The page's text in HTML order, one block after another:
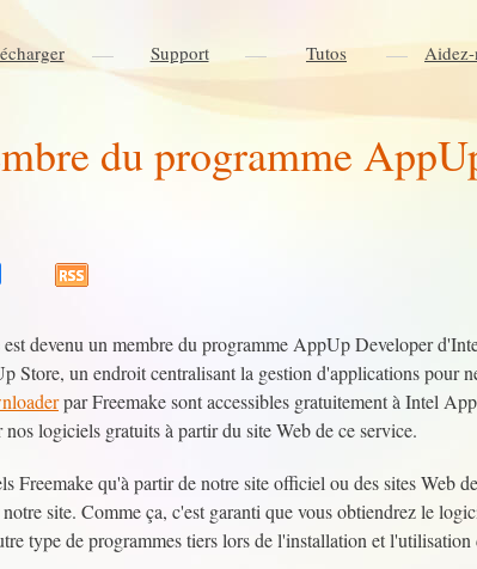
Support Tutos Aidez-
du programme
devenu un membre du programme AppUp Developer
Store, un endroit centralisant la gestion d'applications pour
par Freemake sont accessibles gratuitement à Intel
logiciels gratuits à partir du site Web de ce service.
Freemake qu'à partir de notre site officiel ou des sites Web
site. Comme ça, c'est garanti que vous obtiendrez le
type de programmes tiers lors de l'installation et